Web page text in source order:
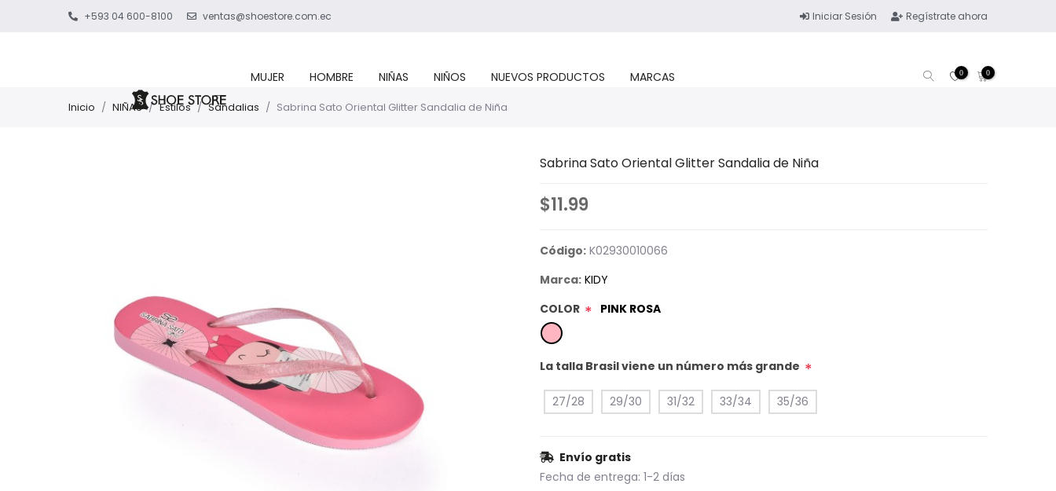
+593 04 600-8100 ventas@shoestore.com.ec Iniciar Sesión Regístrate ahora
MUJER HOMBRE NIÑAS NIÑOS NUEVOS PRODUCTOS MARCAS 0 0
Inicio / NIÑAS / Estilos / Sandalias / Sabrina Sato Oriental Glitter Sandalia de Niña
Sabrina Sato Oriental Glitter Sandalia de Niña
$11.99
Código: K02930010066
Marca: KIDY
COLOR * PINK ROSA
La talla Brasil viene un número más grande *
27/28 29/30 31/32 33/34 35/36
Envío gratis
Fecha de entrega: 1-2 días